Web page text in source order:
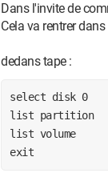
Dans l'invite de
Cela va rentrer
dedans tape :
select disk 0
list partition
list volume
exit